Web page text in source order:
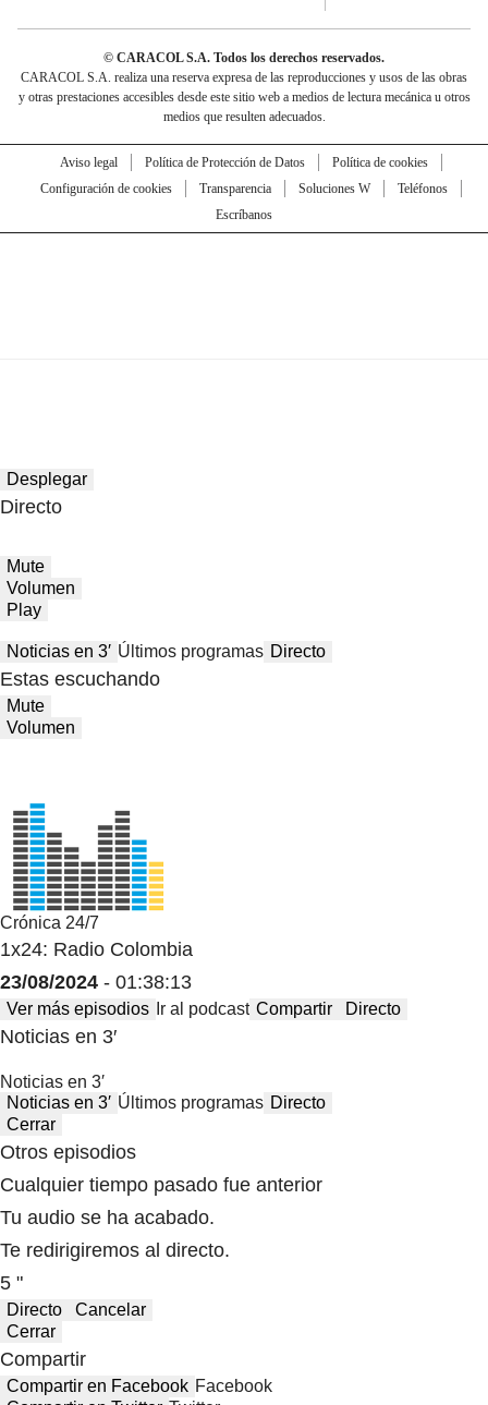
© CARACOL S.A. Todos los derechos reservados.
CARACOL S.A. realiza una reserva expresa de las reproducciones y usos de las obras
y otras prestaciones accesibles desde este sitio web a medios de lectura mecánica u otros
medios que resulten adecuados.
Aviso legal Política de Protección de Datos
Política de cookies
Configuración de cookies
Transparencia Soluciones W
Teléfonos
Escríbanos
Desplegar
Directo
Mute
Volumen
Play
Noticias en 3′ Últimos programas Directo
Estas escuchando
Mute
Volumen
Crónica 24/7
1x24: Radio Colombia
23/08/2024 - 01:38:13
Ver más episodios Ir al podcast Compartir Directo
Noticias en 3′
Noticias en 3′
Noticias en 3′ Últimos programas Directo
Cerrar
Otros episodios
Cualquier tiempo pasado fue anterior
Tu audio se ha acabado.
Te redirigiremos al directo.
5 "
Directo
Cancelar
Cerrar
Compartir
Compartir en Facebook Facebook